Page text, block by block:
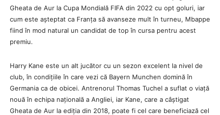
Gheata de Aur la Cupa Mondială FIFA din 2022 cu opt goluri, iar
cum este așteptat ca Franța să avanseze mult în turneu, Mbappe
fiind în mod natural un candidat de top în cursa pentru acest
premiu.
Harry Kane este un alt jucător cu un sezon excelent la nivel de
club, în condițiile în care vezi că Bayern Munchen domină în
Germania ca de obicei. Antrenorul Thomas Tuchel a suflat o viață
nouă în echipa națională a Angliei, iar Kane, care a câștigat
Gheata de Aur la ediția din 2018, poate fi cel care beneficiază cel